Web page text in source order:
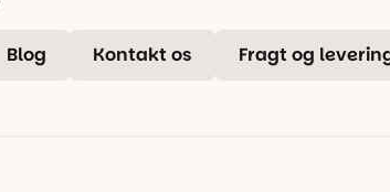
Blog Kontakt os Fragt og